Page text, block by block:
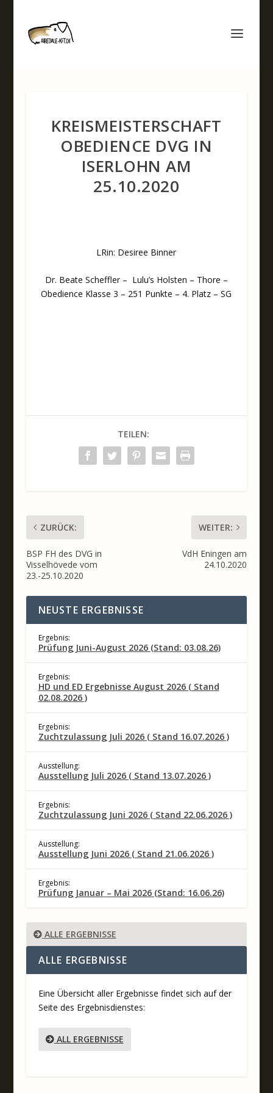
KREISMEISTERSCHAFT
OBEDIENCE DVG IN
ISERLOHN AM
25.10.2020
LRin: Desiree Binner
Dr. Beate Scheffler – Lulu’s Holsten – Thore –
Obedience Klasse 3 – 251 Punkte – 4. Platz – SG
TEILEN:
ZURÜCK:
BSP FH des DVG in
Visselhövede vom
23.-25.10.2020
WEITER:
VdH Eningen am
24.10.2020
NEUSTE ERGEBNISSE
Ergebnis:
Prüfung Juni-August 2026 (Stand: 03.08.26)
Ergebnis:
HD und ED Ergebnisse August 2026 ( Stand
02.08.2026 )
Ergebnis:
Zuchtzulassung Juli 2026 ( Stand 16.07.2026 )
Ausstellung:
Ausstellung Juli 2026 ( Stand 13.07.2026 )
Ergebnis:
Zuchtzulassung Juni 2026 ( Stand 22.06.2026 )
Ausstellung:
Ausstellung Juni 2026 ( Stand 21.06.2026 )
Ergebnis:
Prüfung Januar – Mai 2026 (Stand: 16.06.26)
ALLE ERGEBNISSE
ALLE ERGEBNISSE
Eine Übersicht aller Ergebnisse findet sich auf der
Seite des Ergebnisdienstes:
ALL ERGEBNISSE